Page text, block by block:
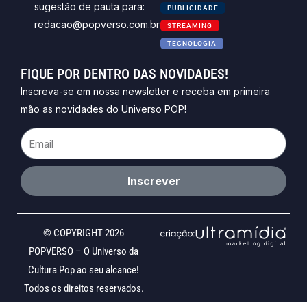
sugestão de pauta para:
redacao@popverso.com.br
PUBLICIDADE
STREAMING
TECNOLOGIA
FIQUE POR DENTRO DAS NOVIDADES!
Inscreva-se em nossa newsletter e receba em primeira
mão as novidades do Universo POP!
Email
Inscrever
© COPYRIGHT 2026
POPVERSO – O Universo da
Cultura Pop ao seu alcance!
Todos os direitos reservados.